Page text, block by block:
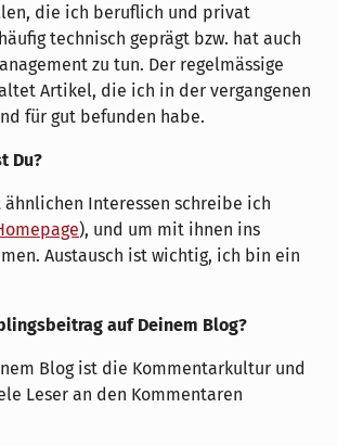
die ich beruflich und privat
technisch geprägt bzw. hat auch
zu tun. Der regelmässige
Artikel, die ich in der vergangenen
für gut befunden habe.
Du?
ähnlichen Interessen schreibe ich
), und um mit ihnen ins
Austausch ist wichtig, ich bin ein
auf Deinem Blog?
Blog ist die Kommentarkultur und
Leser an den Kommentaren